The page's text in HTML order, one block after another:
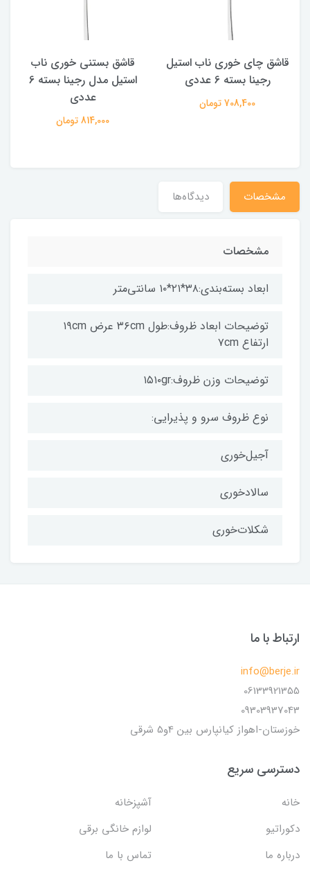
قاشق چای خوری ناب استیل
رجینا بسته 6 عددی
708,400 تومان
قاشق بستنی خوری ناب
استیل مدل رجینا بسته 6
عددی
814,000 تومان
مشخصات دیدگاه‌ها
مشخصات
ابعاد بسته‌بندی:۳۸*۲۱*۱۰ سانتی‌متر
توضیحات ابعاد ظروف:طول ۳۶cm عرض ۱۹cm
ارتفاع ۷cm
توضیحات وزن ظروف:۱۵۱۰gr
نوع ظروف سرو و پذیرایی:
آجیل‌خوری
سالادخوری
شکلات‌خوری
ارتباط با ما
info@berje.ir
06133921355
09303937043
خوزستان-اهواز کیانپارس بین 4و5 شرقی
دسترسی سریع
خانه
آشپزخانه
دکوراتیو
لوازم خانگی برقی
درباره ما
تماس با ما